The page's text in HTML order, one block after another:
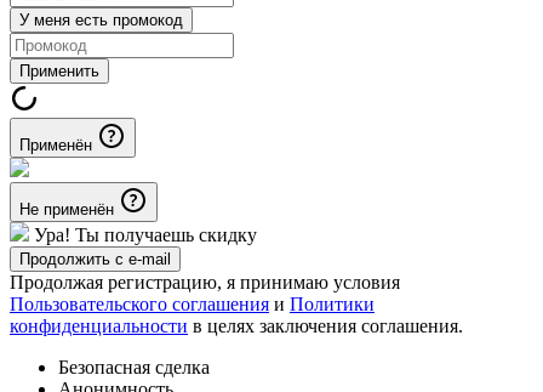
У меня есть промокод
Применить
Применён
Не применён
Ура! Ты получаешь скидку
Продолжить с e-mail
Продолжая регистрацию, я принимаю условия
Пользовательского соглашения и Политики
конфиденциальности в целях заключения соглашения.
Безопасная сделка